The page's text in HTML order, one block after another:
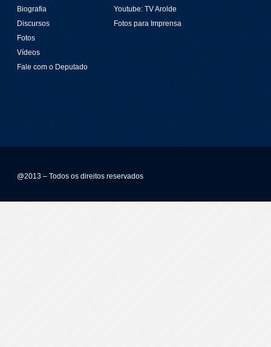
Biografia
Discursos
Fotos
Vídeos
Fale com o Deputado
Youtube: TV Arolde
Fotos para Imprensa
@2013 – Todos os direitos reservados